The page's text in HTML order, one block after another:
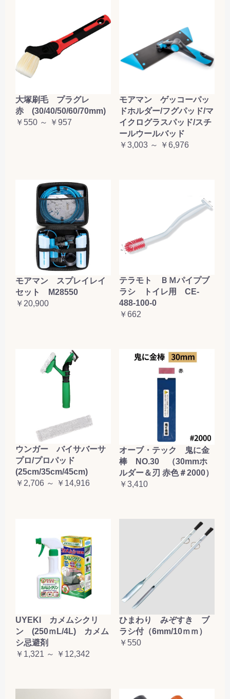
大塚刷毛 プラグレ
赤 (30/40/50/60/70mm)
￥550 ～ ￥957
モアマン ゲッコーパッ
ドホルダー/フグパッド/マ
イクログラスパッド/スチ
ールウールバッド
￥3,003 ～ ￥6,976
モアマン スプレイレイ
セット M28550
￥20,900
テラモト ＢＭパイプブ
ラシ トイレ用 CE-
488-100-0
￥662
ウンガー バイサバーサ
プロ/プロパッド
(25cm/35cm/45cm)
￥2,706 ～ ￥14,916
オーブ・テック 鬼に金
棒 NO.30 （30mmホ
ルダー＆刃 赤色＃2000）
￥3,410
UYEKI カメムシクリ
ン (250ｍL/4L) カメム
シ忌避剤
￥1,321 ～ ￥12,342
ひまわり みぞすき ブ
ラシ付（6mm/10ｍｍ）
￥550